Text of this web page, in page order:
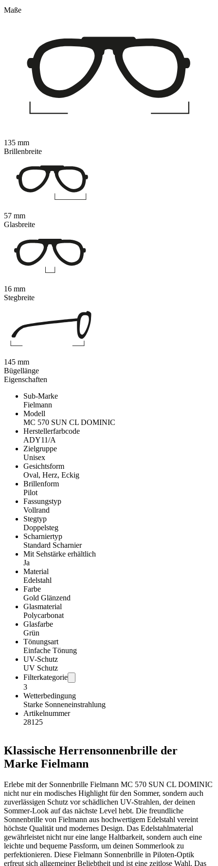
Eigenschaften
Sub-Marke
Fielmann
Modell
MC 570 SUN CL DOMINIC
Herstellerfarbcode
ADY11/A
Zielgruppe
Unisex
Gesichtsform
Oval, Herz, Eckig
Brillenform
Pilot
Fassungstyp
Vollrand
Stegtyp
Doppelsteg
Scharniertyp
Standard Scharnier
Mit Sehstärke erhältlich
Ja
Material
Edelstahl
Farbe
Gold Glänzend
Glasmaterial
Polycarbonat
Glasfarbe
Grün
Tönungsart
Einfache Tönung
UV-Schutz
UV Schutz
Filterkategorie
3
Wetterbedingung
Starke Sonneneinstrahlung
Artikelnummer
28125
Klassische Herrensonnenbrille der
Marke Fielmann
Erlebe mit der Sonnenbrille Fielmann MC 570 SUN CL DOMINIC
nicht nur ein modisches Highlight für den Sommer, sondern auch
zuverlässigen Schutz vor schädlichen UV-Strahlen, der deinen
Sommer-Look auf das nächste Level hebt. Die freundliche
Sonnenbrille von Fielmann aus hochwertigem Edelstahl vereint
höchste Qualität und modernes Design. Das Edelstahlmaterial
gewährleistet nicht nur eine lange Haltbarkeit, sondern auch eine
leichte und bequeme Passform, um deinen Sommerlook zu
perfektionieren. Diese Fielmann Sonnenbrille in Piloten-Optik
erfreut sich allgemeiner Beliebtheit und ist eine zeitlose Wahl. Das
Maße
135 mm
Brillenbreite
57 mm
Glasbreite
16 mm
Stegbreite
145 mm
Bügellänge